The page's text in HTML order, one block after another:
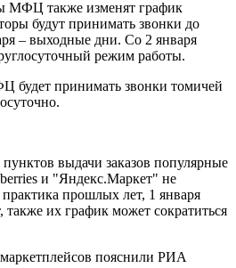
МФЦ также изменят график
будут принимать звонки до
– выходные дни. Со 2 января
режим работы.
будет принимать звонки томичей
выдачи заказов популярные
и "Яндекс.Маркет" не
прошлых лет, 1 января
также их график может сократиться
пояснили РИА